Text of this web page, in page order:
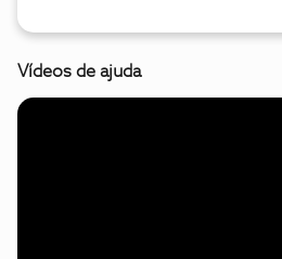
Vídeos de ajuda